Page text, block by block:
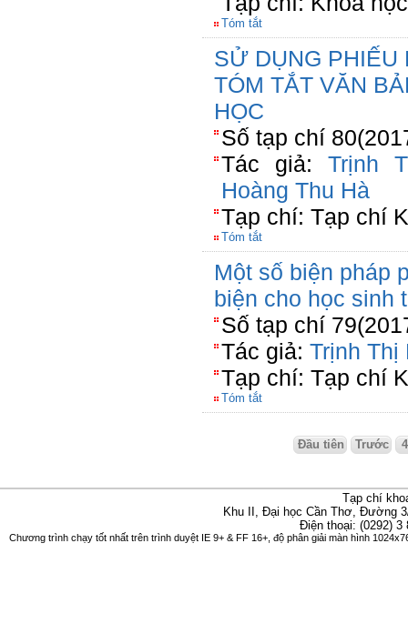
Tóm tắt
SỬ DỤNG PHIẾU
TÓM TẮT VĂN
HỌC
Số tạp chí
Tác giả: Trịnh
Hoàng Thu Hà
Tạp chí: Tạp chí
Tóm tắt
Một số biện pháp
biện cho học sinh
Số tạp chí
Tác giả: Trịnh Thị
Tạp chí: Tạp chí
Tóm tắt
Đầu tiên Trước 4
Tạp chí
Khu II, Đại học Cần Thơ, Đường
Điện thoại: (0292)
Chương trình chạy tốt nhất trên trình duyệt IE 9+ & FF 16+, độ phân giải màn hình